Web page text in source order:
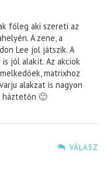
főleg aki szereti az
A zene, a
Lee jol játszik. A
jól alakít. Az akciok
matrixhoz
alakzat is nagyon
háztetőn 🙂
VÁLASZ